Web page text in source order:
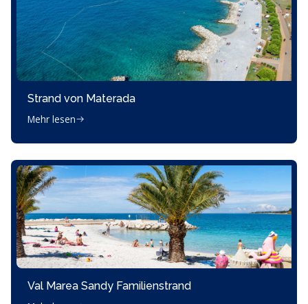
Strand von Materada
Mehr lesen
Val Marea Sandy Familienstrand